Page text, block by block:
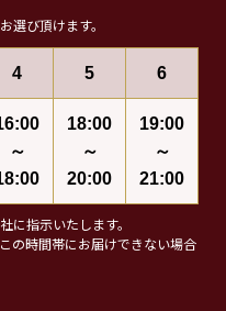
選び頂けます。
4 5 6
～
18:00
～
20:00
19:00
～
21:00
に指示いたします。
の時間帯にお届けできない場合